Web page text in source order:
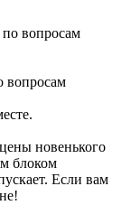
вопросам
новенького
блоком
Если вам